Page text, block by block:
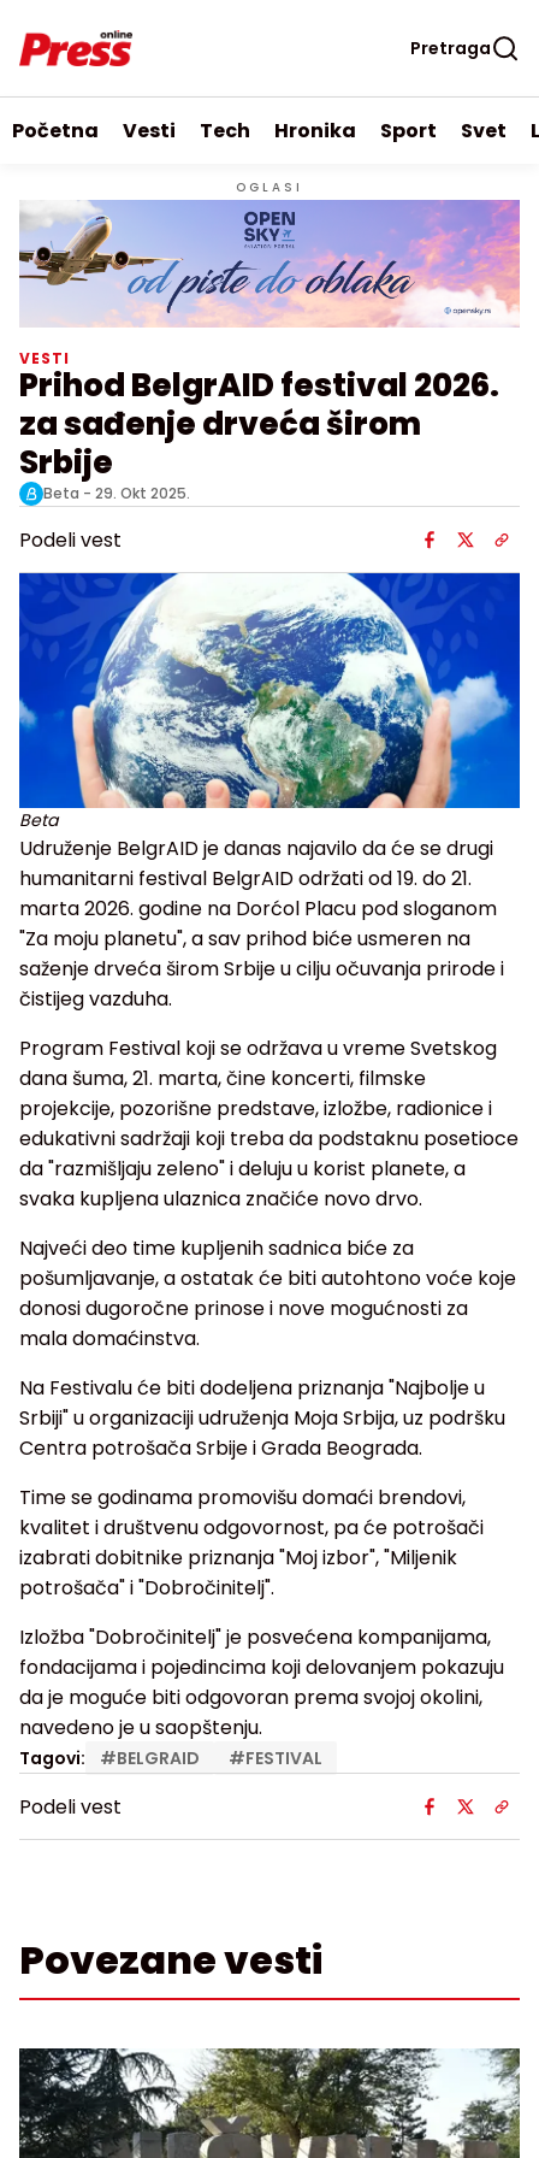
Pretraga
Početna Vesti Tech Hronika Sport Svet
OGLASI
VESTI
Prihod BelgrAID festival 2026.
za sađenje drveća širom
Srbije
Beta - 29. Okt 2025.
Podeli vest
Beta
Udruženje BelgrAID je danas najavilo da će se drugi
humanitarni festival BelgrAID održati od 19. do 21.
marta 2026. godine na Dorćol Placu pod sloganom
"Za moju planetu", a sav prihod biće usmeren na
saženje drveća širom Srbije u cilju očuvanja prirode i
čistijeg vazduha.
Program Festival koji se održava u vreme Svetskog
dana šuma, 21. marta, čine koncerti, filmske
projekcije, pozorišne predstave, izložbe, radionice i
edukativni sadržaji koji treba da podstaknu posetioce
da "razmišljaju zeleno" i deluju u korist planete, a
svaka kupljena ulaznica značiće novo drvo.
Najveći deo time kupljenih sadnica biće za
pošumljavanje, a ostatak će biti autohtono voće koje
donosi dugoročne prinose i nove mogućnosti za
mala domaćinstva.
Na Festivalu će biti dodeljena priznanja "Najbolje u
Srbiji" u organizaciji udruženja Moja Srbija, uz podršku
Centra potrošača Srbije i Grada Beograda.
Time se godinama promovišu domaći brendovi,
kvalitet i društvenu odgovornost, pa će potrošači
izabrati dobitnike priznanja "Moj izbor", "Miljenik
potrošača" i "Dobročinitelj".
Izložba "Dobročinitelj" je posvećena kompanijama,
fondacijama i pojedincima koji delovanjem pokazuju
da je moguće biti odgovoran prema svojoj okolini,
navedeno je u saopštenju.
Tagovi: #BELGRAID #FESTIVAL
Podeli vest
Povezane vesti